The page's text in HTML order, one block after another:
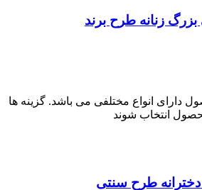
دارای انواع مختلفی می باشد. گزینه ها
انتخاب شوند